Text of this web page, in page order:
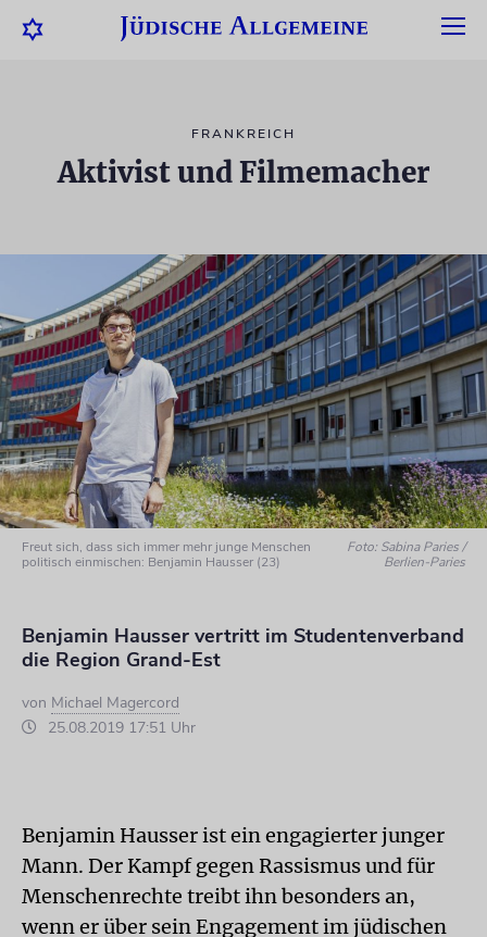
FRANKREICH
Aktivist und Filmemacher
Freut sich, dass sich immer mehr junge Menschen
politisch einmischen: Benjamin Hausser (23)
Foto: Sabina Paries /
Berlien-Paries
Benjamin Hausser vertritt im Studentenverband
die Region Grand-Est
von Michael Magercord
25.08.2019 17:51 Uhr
Benjamin Hausser ist ein engagierter junger
Mann. Der Kampf gegen Rassismus und für
Menschenrechte treibt ihn besonders an,
wenn er über sein Engagement im jüdischen